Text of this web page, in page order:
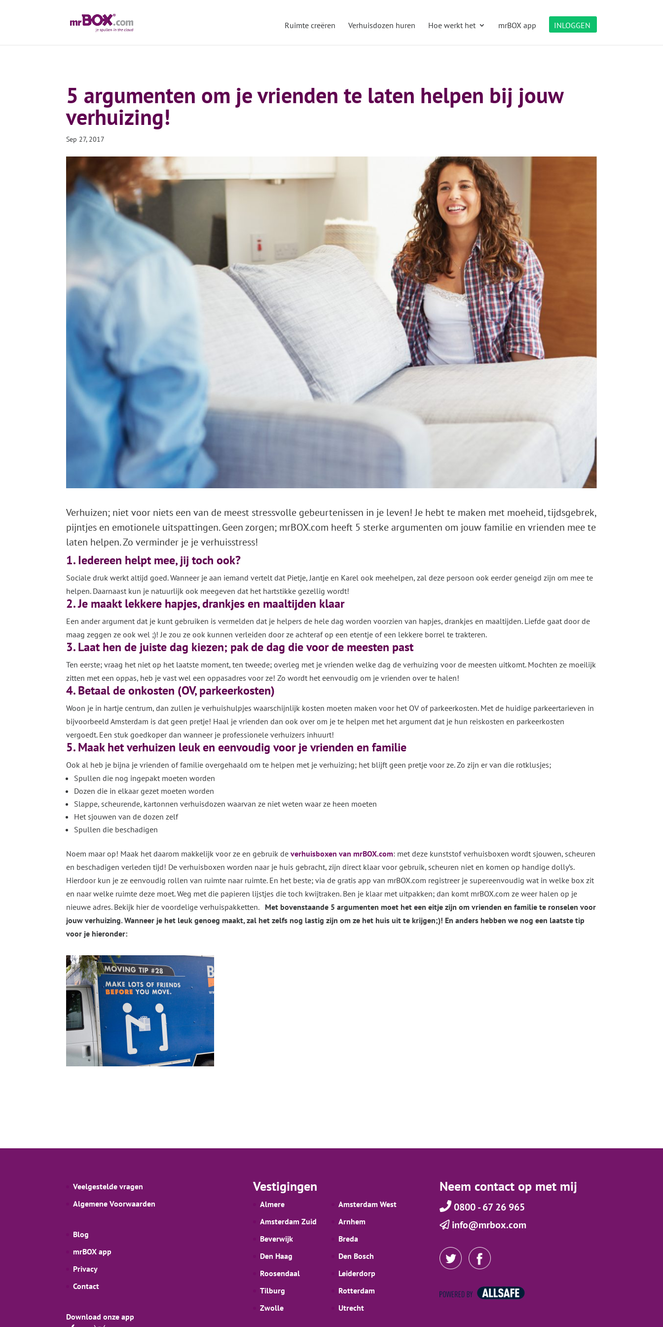
Ruimte creëren Verhuisdozen huren Hoe werkt het mrBOX app INLOGGEN
5 argumenten om je vrienden te laten helpen bij jouw
verhuizing!
Sep 27, 2017
Verhuizen; niet voor niets een van de meest stressvolle gebeurtenissen in je leven! Je hebt te maken met moeheid, tijdsgebrek,
pijntjes en emotionele uitspattingen. Geen zorgen; mrBOX.com heeft 5 sterke argumenten om jouw familie en vrienden mee te
laten helpen. Zo verminder je je verhuisstress!
1. Iedereen helpt mee, jij toch ook?
Sociale druk werkt altijd goed. Wanneer je aan iemand vertelt dat Pietje, Jantje en Karel ook meehelpen, zal deze persoon ook eerder geneigd zijn om mee te
helpen. Daarnaast kun je natuurlijk ook meegeven dat het hartstikke gezellig wordt!
2. Je maakt lekkere hapjes, drankjes en maaltijden klaar
Een ander argument dat je kunt gebruiken is vermelden dat je helpers de hele dag worden voorzien van hapjes, drankjes en maaltijden. Liefde gaat door de
maag zeggen ze ook wel ;)! Je zou ze ook kunnen verleiden door ze achteraf op een etentje of een lekkere borrel te trakteren.
3. Laat hen de juiste dag kiezen; pak de dag die voor de meesten past
Ten eerste; vraag het niet op het laatste moment, ten tweede; overleg met je vrienden welke dag de verhuizing voor de meesten uitkomt. Mochten ze moeilijk
zitten met een oppas, heb je vast wel een oppasadres voor ze! Zo wordt het eenvoudig om je vrienden over te halen!
4. Betaal de onkosten (OV, parkeerkosten)
Woon je in hartje centrum, dan zullen je verhuishulpjes waarschijnlijk kosten moeten maken voor het OV of parkeerkosten. Met de huidige parkeertarieven in
bijvoorbeeld Amsterdam is dat geen pretje! Haal je vrienden dan ook over om je te helpen met het argument dat je hun reiskosten en parkeerkosten
vergoedt. Een stuk goedkoper dan wanneer je professionele verhuizers inhuurt!
5. Maak het verhuizen leuk en eenvoudig voor je vrienden en familie
Ook al heb je bijna je vrienden of familie overgehaald om te helpen met je verhuizing; het blijft geen pretje voor ze. Zo zijn er van die rotklusjes;
Spullen die nog ingepakt moeten worden
Dozen die in elkaar gezet moeten worden
Slappe, scheurende, kartonnen verhuisdozen waarvan ze niet weten waar ze heen moeten
Het sjouwen van de dozen zelf
Spullen die beschadigen
Noem maar op! Maak het daarom makkelijk voor ze en gebruik de verhuisboxen van mrBOX.com: met deze kunststof verhuisboxen wordt sjouwen, scheuren
en beschadigen verleden tijd! De verhuisboxen worden naar je huis gebracht, zijn direct klaar voor gebruik, scheuren niet en komen op handige dolly’s.
Hierdoor kun je ze eenvoudig rollen van ruimte naar ruimte. En het beste; via de gratis app van mrBOX.com registreer je supereenvoudig wat in welke box zit
en naar welke ruimte deze moet. Weg met die papieren lijstjes die toch kwijtraken. Ben je klaar met uitpakken; dan komt mrBOX.com ze weer halen op je
nieuwe adres. Bekijk hier de voordelige verhuispakketten. Met bovenstaande 5 argumenten moet het een eitje zijn om vrienden en familie te ronselen voor
jouw verhuizing. Wanneer je het leuk genoeg maakt, zal het zelfs nog lastig zijn om ze het huis uit te krijgen;)! En anders hebben we nog een laatste tip
voor je hieronder:
Veelgestelde vragen
Algemene Voorwaarden
Blog
mrBOX app
Privacy
Contact
Download onze app
Vestigingen
Almere
Amsterdam West
Amsterdam Zuid
Arnhem
Beverwijk
Breda
Den Bosch
Den Haag
Leiderdorp
Roosendaal
Rotterdam
Tilburg
Utrecht
Zwolle
Neem contact op met mij
0800 - 67 26 965
info@mrbox.com